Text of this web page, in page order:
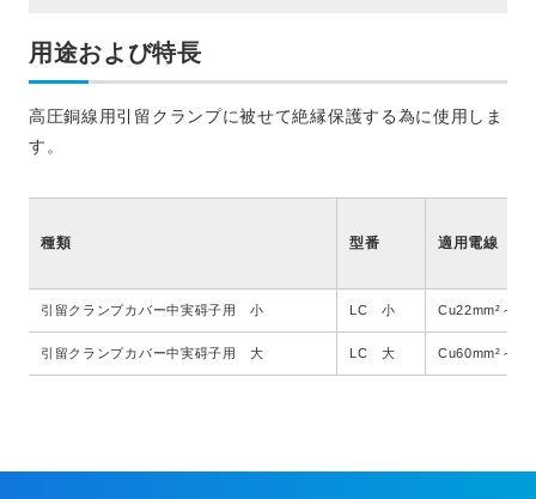
用途および特長
高圧銅線用引留クランプに被せて絶縁保護する為に使用しま
す。
種類 型番 適用電線
引留クランプカバー中実碍子用 小 LC 小 Cu22mm²～
引留クランプカバー中実碍子用 大 LC 大 Cu60mm²～